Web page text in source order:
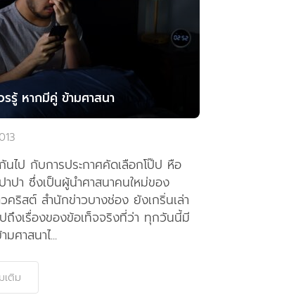
รรู้ หากมีคู่ ข้ามศาสนา
นไป กับการประกาศคัดเลือกโป๊ป หือ
าปา ซึ่งเป็นผู้นำศาสนาคนใหม่ของ
คริสต์ สำนักข่าวบางช่อง ยังเกริ่นเล่า
ปถึงเรื่องของข้อเท็จจริงที่ว่า ทุกวันนี้มี
ศาสนาไ...
เติม